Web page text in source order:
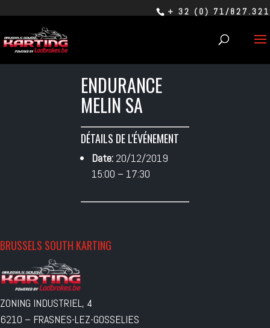
+ 32 (0) 71/827.321
ENDURANCE
MELIN SA
DÉTAILS DE L'ÉVÉNEMENT
Date: 20/12/2019
15:00 – 17:30
BRUSSELS SOUTH KARTING
ZONING INDUSTRIEL, 4
6210 – FRASNES-LEZ-GOSSELIES